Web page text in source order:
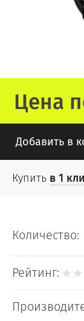
Цена
Добавить в
Купить в 1
Количество:
Рейтинг: